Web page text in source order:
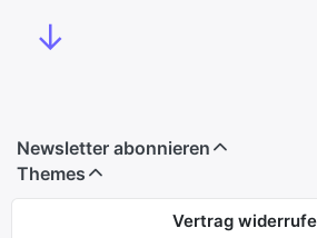
↓
Newsletter abonnieren
Themes
Vertrag